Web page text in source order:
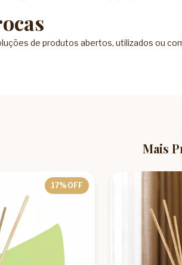
de produtos abertos, utilizados ou
Mais
17% OFF